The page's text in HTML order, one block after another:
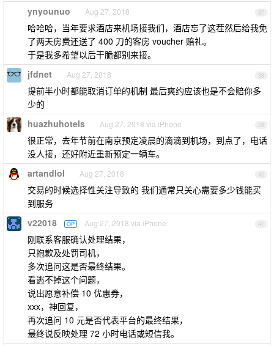
37
ynyounuo Aug 27, 2018
哈哈哈，当年要求酒店来机场接我们，酒店忘了这茬然后给我免
了两天房费还送了 400 刀的客房 voucher 赔礼。
于是我多希望以后干脆都别来接。
38
jfdnet Aug 27, 2018
提前半小时都能取消订单的机制 最后爽约应该也是不会赔你多
少的
39
huazhuhotels Aug 27, 2018 via iPhone
很正常，去年节前在南京预定凌晨的滴滴到机场，到点了，电话
没人接，还好附近重新预定一辆车。
40
artandlol Aug 27, 2018
交易的时候选择性关注导致的 我们通常只关心需要多少钱能买
到服务
41
v22018 OP Aug 27, 2018 via iPhone
刚联系客服确认处理结果，
只抱歉及处罚司机，
多次追问这是否最终结果。
看逃不掉这个问题，
说出愿意补偿 10 优惠券，
xxx，神回复，
再次追问 10 元是否代表平台的最终结果，
最终说反映处理 72 小时电话或短信我。